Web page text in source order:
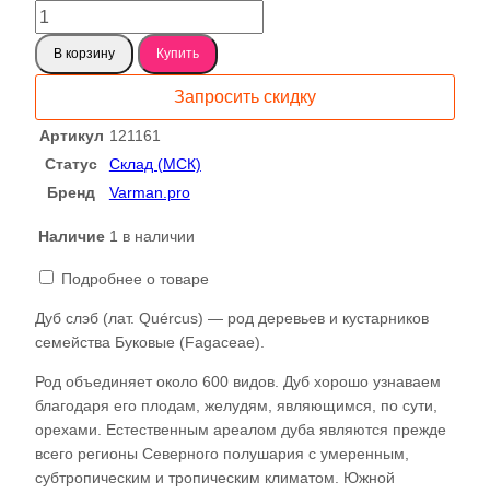
Количество
товара
Дуб
кавказский
В корзину Купить
Запросить скидку
Артикул 121161
Статус
Склад (МСК)
Бренд
Varman.pro
Наличие 1 в наличии
Подробнее о товаре
Дуб слэб (лат. Quércus) — род деревьев и кустарников
семейства Буковые (Fagaceae).
Род объединяет около 600 видов. Дуб хорошо узнаваем
благодаря его плодам, желудям, являющимся, по сути,
орехами. Естественным ареалом дуба являются прежде
всего регионы Северного полушария с умеренным,
субтропическим и тропическим климатом. Южной